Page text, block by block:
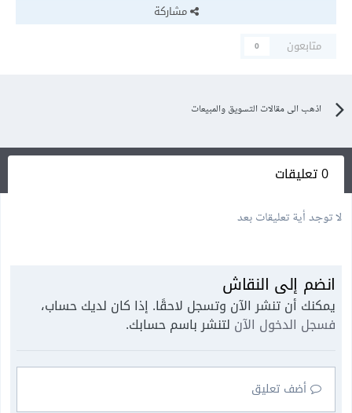
مشاركة
متابعون
0
اذهب الى مقالات التسويق والمبيعات
0 تعليقات
لا توجد أية تعليقات بعد
انضم إلى النقاش
يمكنك أن تنشر الآن وتسجل لاحقًا. إذا كان لديك حساب،
فسجل الدخول الآن لتنشر باسم حسابك.
أضف تعليق